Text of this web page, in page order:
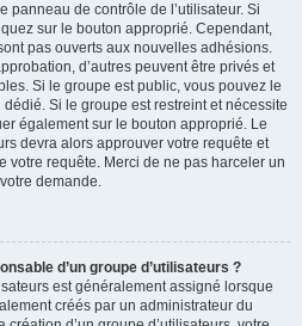
panneau de contrôle de l’utilisateur. Si
sur le bouton approprié. Cependant,
pas ouverts aux nouvelles adhésions.
d’autres peuvent être privés et
Si le groupe est public, vous pouvez le
Si le groupe est restreint et nécessite
également sur le bouton approprié. Le
devra alors approuver votre requête et
votre requête. Merci de ne pas harceler un
demande.
d’un groupe d’utilisateurs ?
est généralement assigné lorsque
créés par un administrateur du